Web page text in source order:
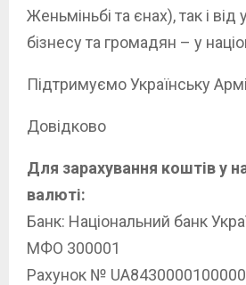
Женьміньбі та єнах), так і від
бізнесу та громадян – у
Підтримуємо Українську
Довідково
Для зарахування коштів у
валюті:
Банк: Національний банк
МФО 300001
Рахунок №